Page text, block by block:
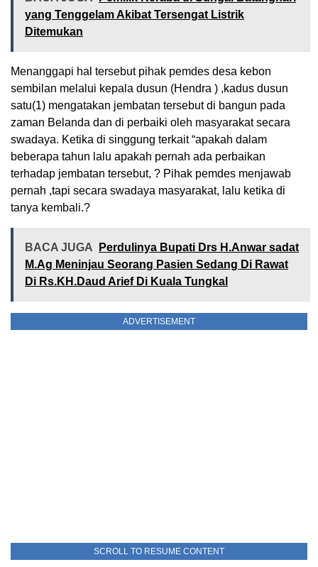
yang Tenggelam Akibat Tersengat Listrik
Ditemukan
Menanggapi hal tersebut pihak pemdes desa kebon
sembilan melalui kepala dusun (Hendra ) ,kadus dusun
satu(1) mengatakan jembatan tersebut di bangun pada
zaman Belanda dan di perbaiki oleh masyarakat secara
swadaya. Ketika di singgung terkait “apakah dalam
beberapa tahun lalu apakah pernah ada perbaikan
terhadap jembatan tersebut, ? Pihak pemdes menjawab
pernah ,tapi secara swadaya masyarakat, lalu ketika di
tanya kembali.?
BACA JUGA
Perdulinya Bupati Drs H.Anwar sadat
M.Ag Meninjau Seorang Pasien Sedang Di Rawat
Di Rs.KH.Daud Arief Di Kuala Tungkal
ADVERTISEMENT
SCROLL TO RESUME CONTENT